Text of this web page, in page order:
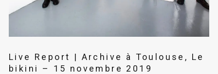
Live Report | Archive à Toulouse, Le
bikini – 15 novembre 2019